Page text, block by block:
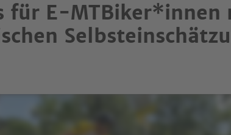
für E-MTBiker*innen
(öffnet in neuem Fenster)
(öffnet in neuem Fenster)